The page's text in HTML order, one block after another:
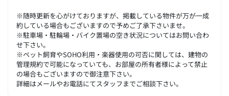
※随時更新を心がけておりますが、掲載している物件が万が一成
約している場合もございますので予めご了承下さいませ。
※駐車場・駐輪場・バイク置場の空き状況についてはお問い合わ
せ下さい。
※ペット飼育やSOHO利用・楽器使用の可否に関しては、建物の
管理規約で可能になっていても、お部屋の所有者様によって禁止
の場合もございますので御注意下さい。
詳細はメールやお電話にてスタッフまでご相談下さい。